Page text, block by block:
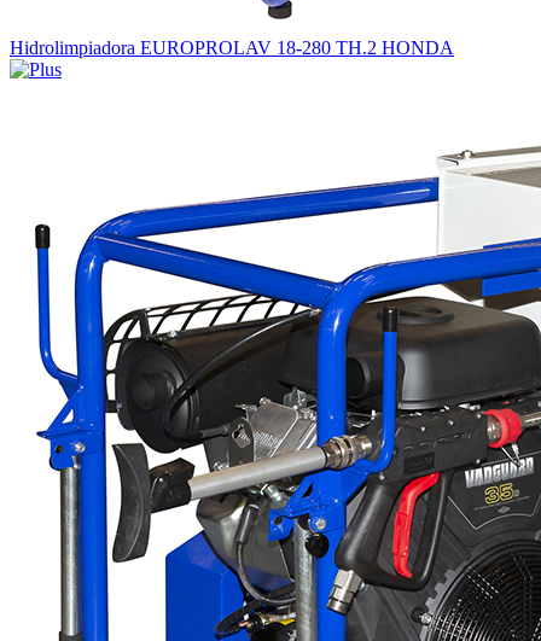
Hidrolimpiadora EUROPROLAV 18-280 TH.2 HONDA